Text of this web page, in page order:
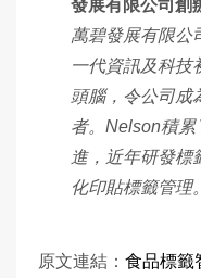
發展有限公司創
萬碧發展有限公
一代資訊及科技
頭腦，令公司成
者。Nelson積
進，近年研發標
化印貼標籤管理。
原文連結： 食品標籤